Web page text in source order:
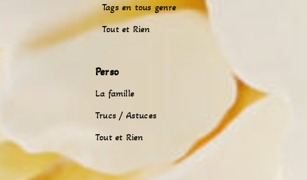
Tags en tous genre
Tout et Rien
Perso
La famille
Trucs / Astuces
Tout et Rien